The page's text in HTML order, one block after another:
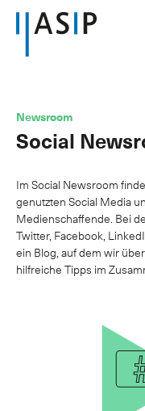
Kontakt de
Verband
Dienstleistungen
Mitgliedschaft
Wissen
Newsroom
Newsroom
Social
Im Social Newsroom
genutzten Social Media
Medienschaffende. Bei
Twitter, Facebook,
ein Blog, auf dem wir
hilfreiche Tipps im